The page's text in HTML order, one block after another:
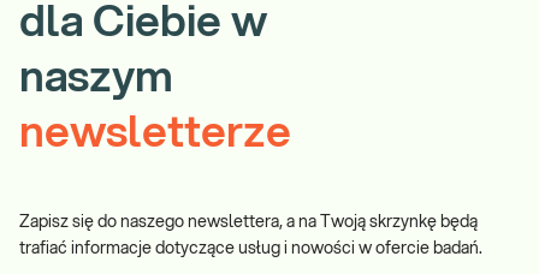
dla Ciebie w
naszym
newsletterze
Zapisz się do naszego newslettera, a na Twoją skrzynkę będą
trafiać informacje dotyczące usług i nowości w ofercie badań.